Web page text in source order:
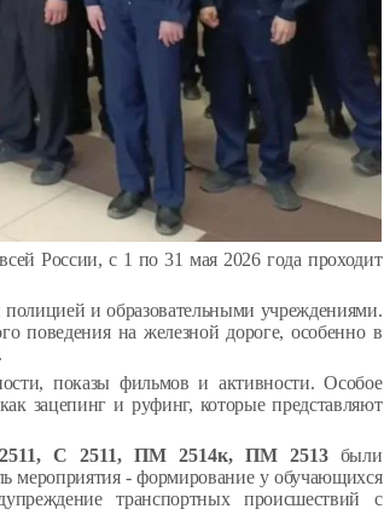
России, с 1 по 31 мая 2026 года проходит
и образовательными учреждениями.
поведения на железной дороге, особенно в
показы фильмов и активности. Особое
зацепинг и руфинг, которые представляют
С 2511, ПМ 2514к, ПМ 2513
были
мероприятия - формирование у обучающихся
транспортных происшествий с